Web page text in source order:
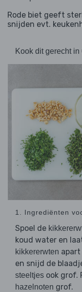
Rode biet geeft
snijden evt.
Kook dit gerecht
1. Ingrediënten
Spoel de
koud water en
kikkererwten
en snijd de
steeltjes ook grof.
hazelnoten grof.